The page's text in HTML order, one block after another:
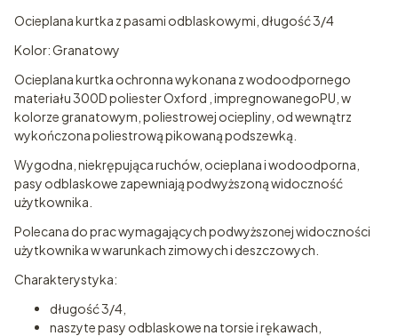
Ocieplana kurtka z pasami odblaskowymi, długość 3/4
Kolor: Granatowy
Ocieplana kurtka ochronna wykonana z wodoodpornego
materiału 300D poliester Oxford , impregnowanegoPU, w
kolorze granatowym, poliestrowej ociepliny, od wewnątrz
wykończona poliestrową pikowaną podszewką.
Wygodna, niekrępująca ruchów, ocieplana i wodoodporna,
pasy odblaskowe zapewniają podwyższoną widoczność
użytkownika.
Polecana do prac wymagających podwyższonej widoczności
użytkownika w warunkach zimowych i deszczowych.
Charakterystyka:
długość 3/4,
naszyte pasy odblaskowe na torsie i rękawach,